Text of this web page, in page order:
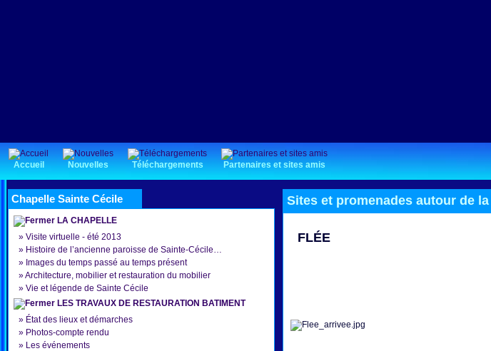
Accueil Nouvelles Téléchargements Partenaires et sites amis
Chapelle Sainte Cécile
LA CHAPELLE
» Visite virtuelle - été 2013
» Histoire de l’ancienne paroisse de Sainte-Cécile…
» Images du temps passé au temps présent
»Architecture, mobilier et restauration du mobilier
» Vie et légende de Sainte Cécile
LES TRAVAUX DE RESTAURATION BATIMENT
» État des lieux et démarches
» Photos-compte rendu
» Les événements
Sites et promenades autour de
FLÉE